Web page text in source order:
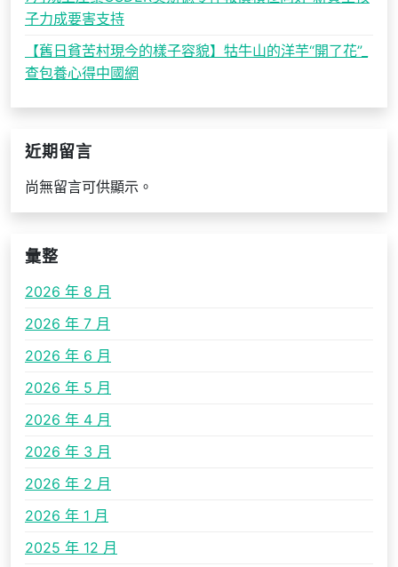
子力成要害支持
【舊日貧苦村現今的樣子容貌】牯牛山的洋芋“開了花”_
查包養心得中國網
近期留言
尚無留言可供顯示。
彙整
2026 年 8 月
2026 年 7 月
2026 年 6 月
2026 年 5 月
2026 年 4 月
2026 年 3 月
2026 年 2 月
2026 年 1 月
2025 年 12 月